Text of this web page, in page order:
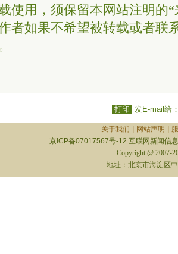
使用，须保留本网站注明的
者如果不希望被转载或者联
打印 发E-mail给
关于我们 网站声明
京ICP备07017567号-12 互联网新闻信
Copyright @ 2007-
地址：北京市海淀区